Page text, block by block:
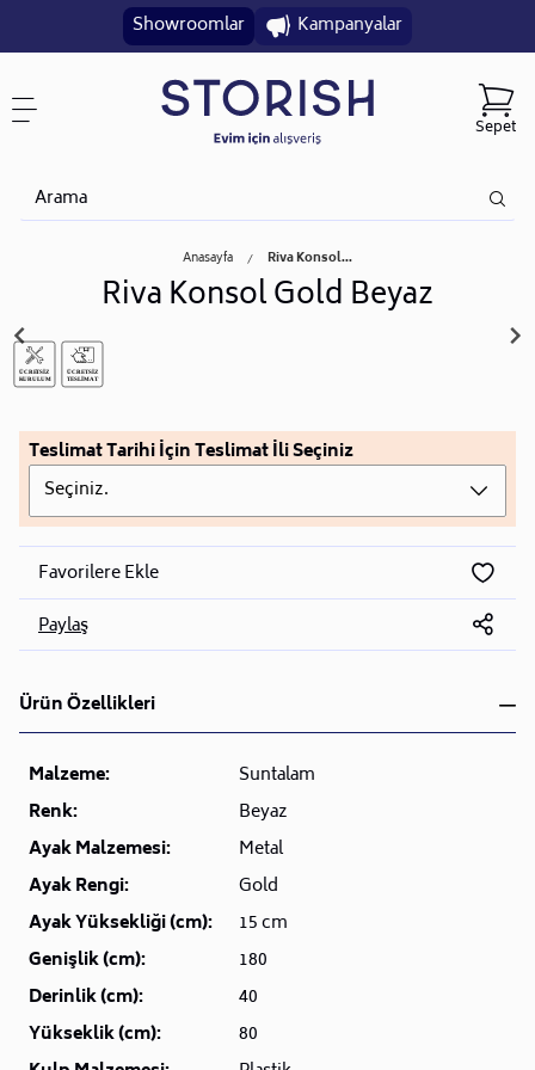
Showroomlar Kampanyalar
Sepet
Anasayfa Riva Konsol...
Riva Konsol Gold Beyaz
Teslimat Tarihi İçin Teslimat İli Seçiniz
Seçiniz.
Favorilere Ekle
Paylaş
Ürün Özellikleri
Malzeme:
Suntalam
Renk:
Beyaz
Ayak Malzemesi:
Metal
Ayak Rengi:
Gold
Ayak Yüksekliği (cm):
15 cm
Genişlik (cm):
180
Derinlik (cm):
40
Yükseklik (cm):
80